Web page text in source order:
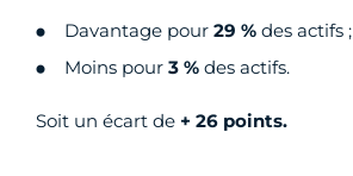
Davantage pour 29 % des actifs ;
Moins pour 3 % des actifs.
Soit un écart de + 26 points.